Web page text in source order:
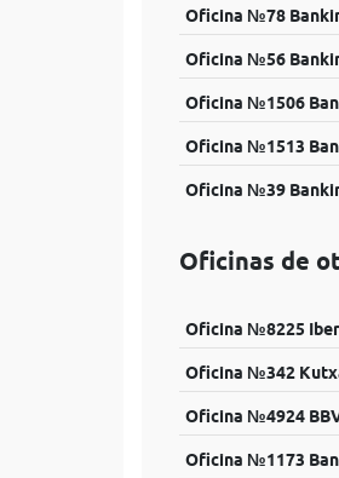
Oficina №78
Oficina №56
Oficina №1506
Oficina №1513
Oficina №39
Oficinas de
Oficina №8225
Oficina №342
Oficina №4924
Oficina №1173